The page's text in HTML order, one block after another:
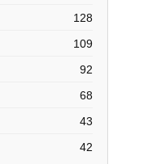
128
109
92
68
43
42